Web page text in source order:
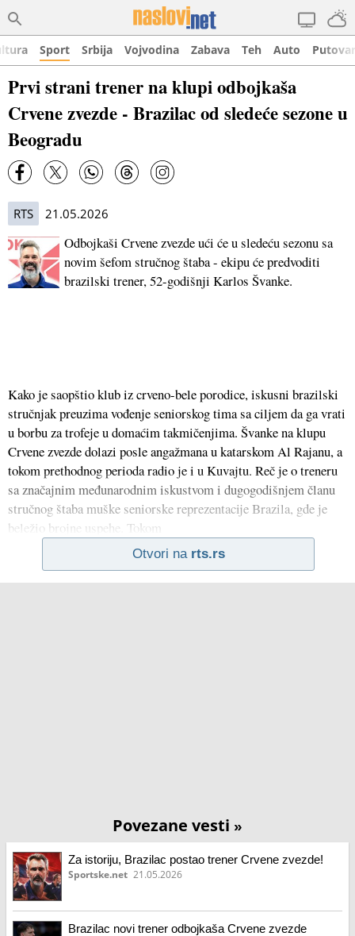
Sport Srbija Vojvodina Zabava Teh Auto
Prvi strani trener na klupi odbojkaša
Crvene zvezde - Brazilac od sledeće sezone u
Beogradu
RTS 21.05.2026
Odbojkaši Crvene zvezde ući će u sledeću sezonu sa
novim šefom stručnog štaba - ekipu će predvoditi
brazilski trener, 52-godišnji Karlos Švanke.
Kako je saopštio klub iz crveno-bele porodice, iskusni brazilski
stručnjak preuzima vođenje seniorskog tima sa ciljem da ga vrati
u borbu za trofeje u domaćim takmičenjima. Švanke na klupu
Crvene zvezde dolazi posle angažmana u katarskom Al Rajanu, a
tokom prethodnog perioda radio je i u Kuvajtu. Reč je o treneru
sa značajnim međunarodnim iskustvom i dugogodišnjem članu
stručnog štaba muške seniorske reprezentacije Brazila, gde je
beležio brojne uspehe. Tokom
Otvori na rts.rs
Povezane vesti »
Za istoriju, Brazilac postao trener Crvene zvezde!
Sportske.net 21.05.2026
Brazilac novi trener odbojkaša Crvene zvezde